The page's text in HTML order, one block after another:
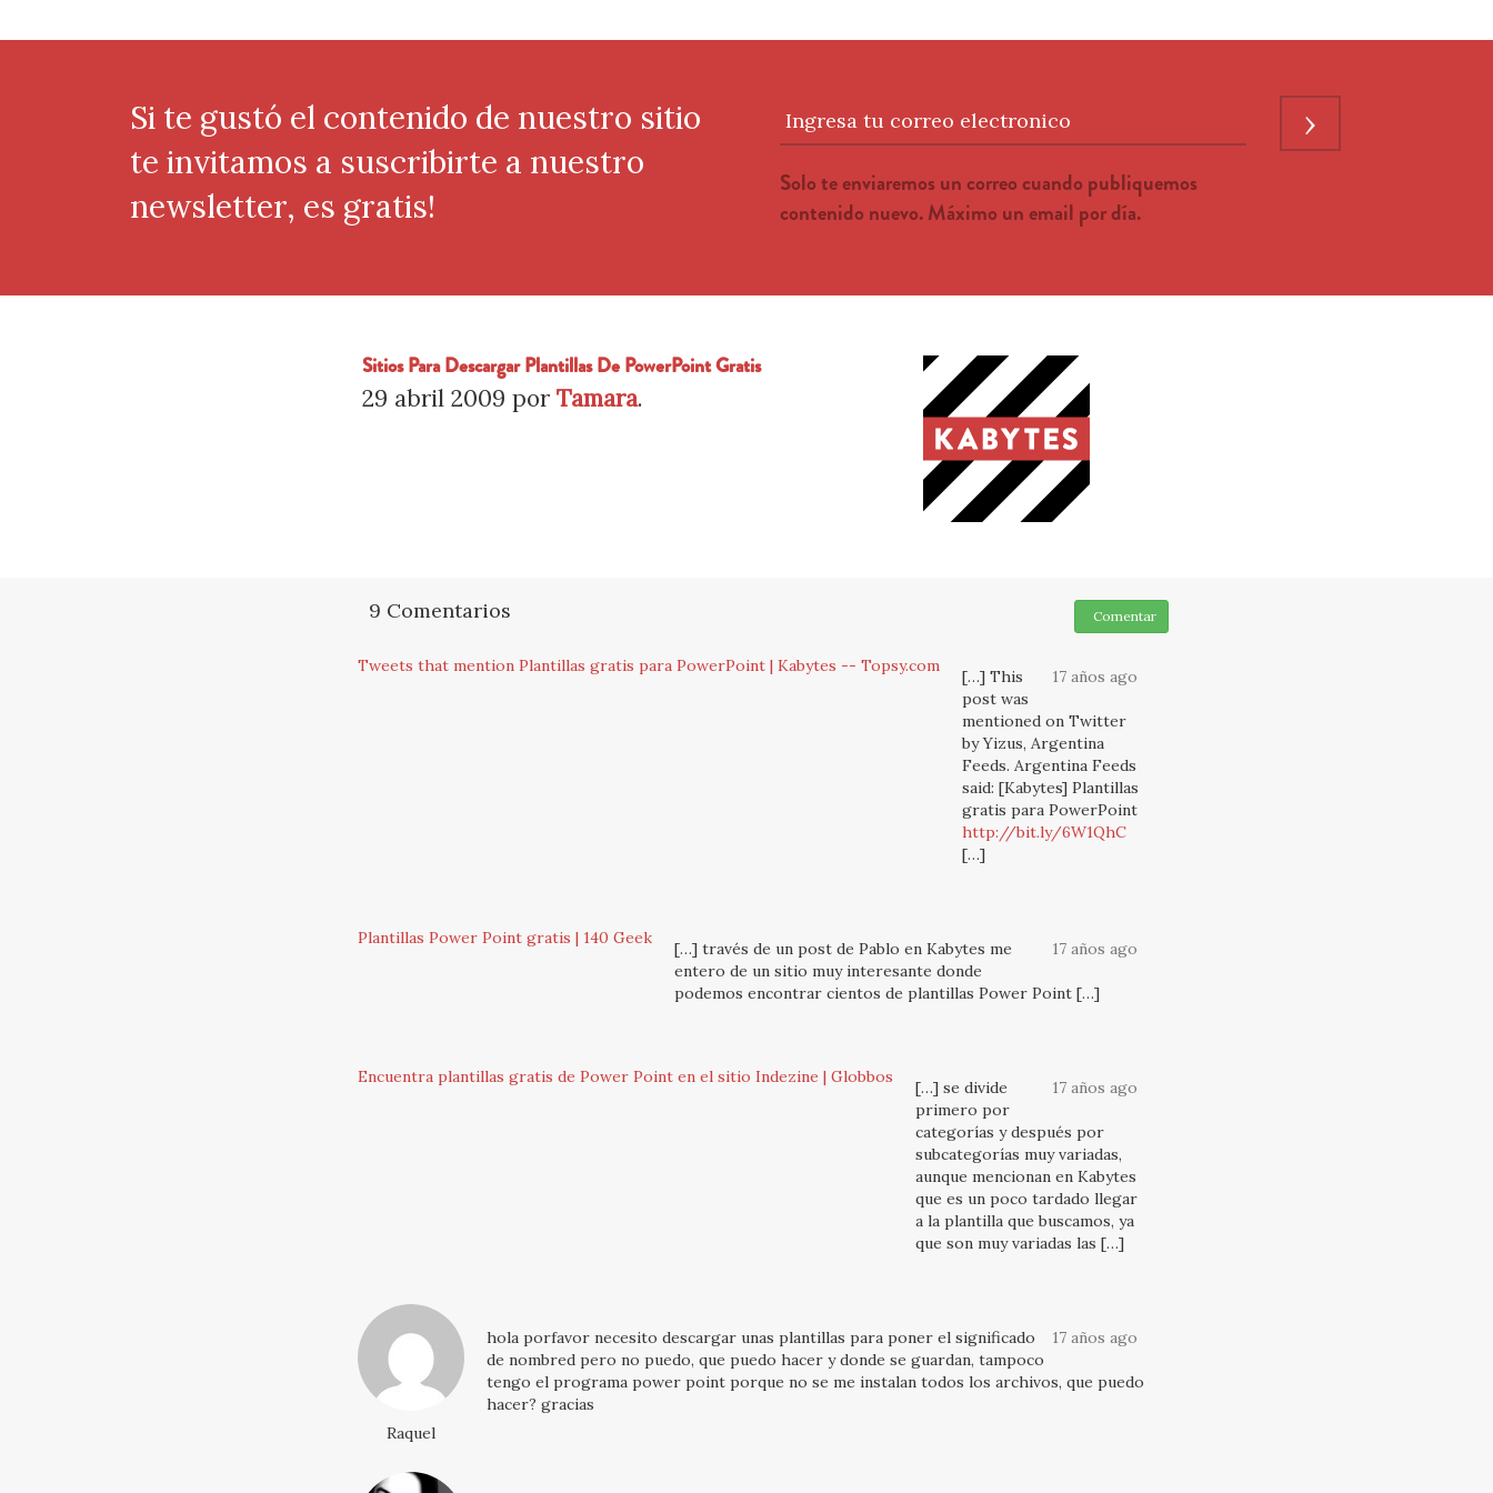
Si te gustó el contenido de nuestro sitio
te invitamos a suscribirte a nuestro
newsletter, es gratis!
Ingresa tu correo electronico
Solo te enviaremos un correo cuando publiquemos
contenido nuevo. Máximo un email por día.
›
Sitios Para Descargar Plantillas De PowerPoint Gratis
29 abril 2009 porTamara.
9 Comentarios Comentar
Tweets that mention Plantillas gratis para PowerPoint | Kabytes -- Topsy.com
17 años ago
[…] This
post was
mentioned on Twitter
by Yizus, Argentina
Feeds. Argentina Feeds
said: [Kabytes] Plantillas
gratis para PowerPoint
http://bit.ly/6W1QhC
[…]
Plantillas Power Point gratis | 140 Geek
17 años ago
[…] través de un post de Pablo en Kabytes me
entero de un sitio muy interesante donde
podemos encontrar cientos de plantillas Power Point […]
Encuentra plantillas gratis de Power Point en el sitio Indezine | Globbos
17 años ago
[…] se divide
primero por
categorías y después por
subcategorías muy variadas,
aunque mencionan en Kabytes
que es un poco tardado llegar
a la plantilla que buscamos, ya
que son muy variadas las […]
Raquel
17 años ago
hola porfavor necesito descargar unas plantillas para poner el significado
de nombred pero no puedo, que puedo hacer y donde se guardan, tampoco
tengo el programa power point porque no se me instalan todos los archivos, que puedo
hacer? gracias